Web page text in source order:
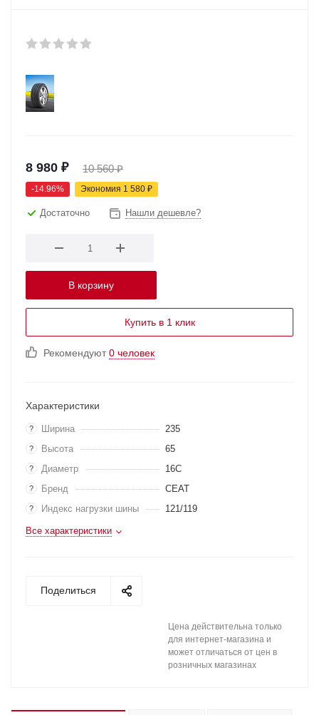
8 980 ₽ 10 560₽
-14.96% Экономия 1 580 ₽
Достаточно Нашли дешевле?
В корзину
Купить в 1 клик
Рекомендуют0 человек
Характеристики
? Ширина 235
? Высота 65
? Диаметр 16C
? Бренд CEAT
? Индекс нагрузки шины 121/119
Все характеристики
Поделиться
Цена действительна только
для интернет-магазина и
может отличаться от цен в
розничных магазинах